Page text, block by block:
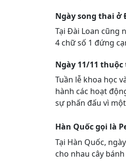
Ngày song thai ở
Tại Đài Loan cũng
4 chữ số 1 đứng
Ngày 11/11
Tuần lễ khoa học
hành các hoạt
sự phấn đấu vì
Hàn Quốc gọi là
Tại Hàn Quốc,
cho nhau cây